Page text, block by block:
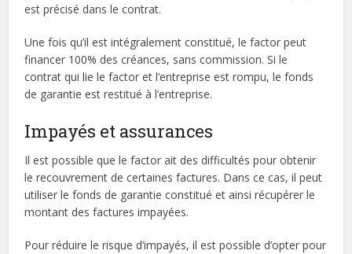
est précisé dans le contrat.
Une fois qu’il est intégralement constitué, le factor peut
financer 100% des créances, sans commission. Si le
contrat qui lie le factor et l’entreprise est rompu, le fonds
de garantie est restitué à l’entreprise.
Impayés et assurances
Il est possible que le factor ait des difficultés pour obtenir
le recouvrement de certaines factures. Dans ce cas, il peut
utiliser le fonds de garantie constitué et ainsi récupérer le
montant des factures impayées.
Pour réduire le risque d’impayés, il est possible d’opter pour